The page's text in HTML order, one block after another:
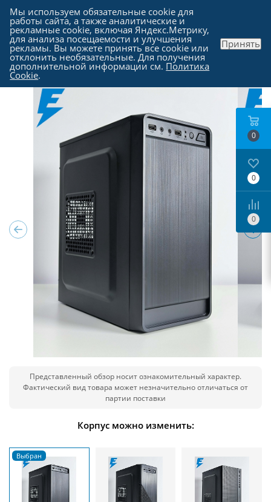
Каталог - Компьютеры в Москве
Представленный обзор носит ознакомительный характер.
Фактический вид товара может незначительно отличаться от
партии поставки
Корпус можно изменить:
0
0
0
Мы используем обязательные cookie для
работы сайта, а также аналитические и
рекламные cookie, включая Яндекс.Метрику,
для анализа посещаемости и улучшения
рекламы. Вы можете принять все cookie или
отклонить необязательные. Для получения
дополнительной информации см. Политика
Cookie.
Принять